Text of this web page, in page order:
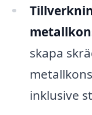
skapa
inklusive